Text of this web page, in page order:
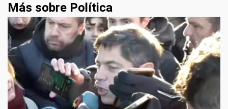
Más sobre Política